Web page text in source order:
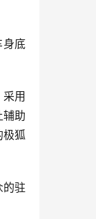
身底
用
辅助
极狐
驻